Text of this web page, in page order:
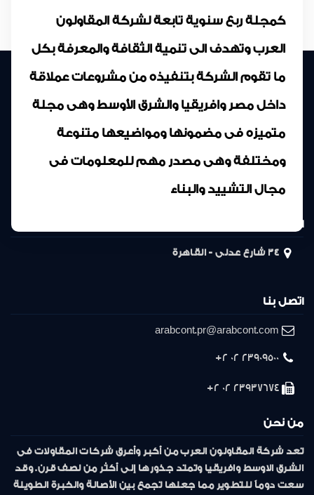
كمجلة ربع سنوية تابعة لشركة المقاولون
العرب وتهدف الى تنمية الثقافة والمعرفة بكل
ما تقوم الشركة بتنفيذه من مشروعات عملاقة
داخل مصر وافريقيا والشرق الأوسط وهى مجلة
متميزه فى مضمونها ومواضيعها متنوعة
ومختلفة وهى مصدر مهم للمعلومات فى
مجال التشييد والبناء
34 شارع عدلى - القاهرة
اتصل بنا
arabcont.pr@arabcont.com
23909500 02 2+
23937674 02 2+
من نحن
تعد شركة المقاولون العرب من أكبر وأعرق شركات المقاولات فى
الشرق الاوسط وافريقيا وتمتد جذورها إلى أكثر من نصف قرن. وقد
سعت دوماً للتطوير مما جعلها تجمع بين الأصالة والخبرة الطويلة